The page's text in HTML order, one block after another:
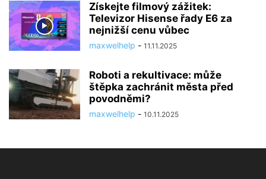
Získejte filmový zážitek:
Televizor Hisense řady E6 za
nejnižší cenu vůbec
maxwelhelp - 11.11.2025
Roboti a rekultivace: může
štěpka zachránit města před
povodněmi?
maxwelhelp - 10.11.2025